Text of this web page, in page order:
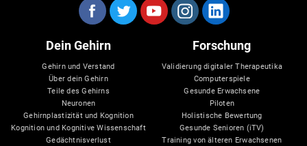
Dein Gehirn
Gehirn und Verstand
Über dein Gehirn
Teile des Gehirns
Neuronen
Gehirnplastizität und Kognition
Kognition und Kognitive Wissenschaft
Gedächtnisverlust
Forschung
Validierung digitaler Therapeutika
Computerspiele
Gesunde Erwachsene
Piloten
Holistische Bewertung
Gesunde Senioren (iTV)
Training von älteren Erwachsenen